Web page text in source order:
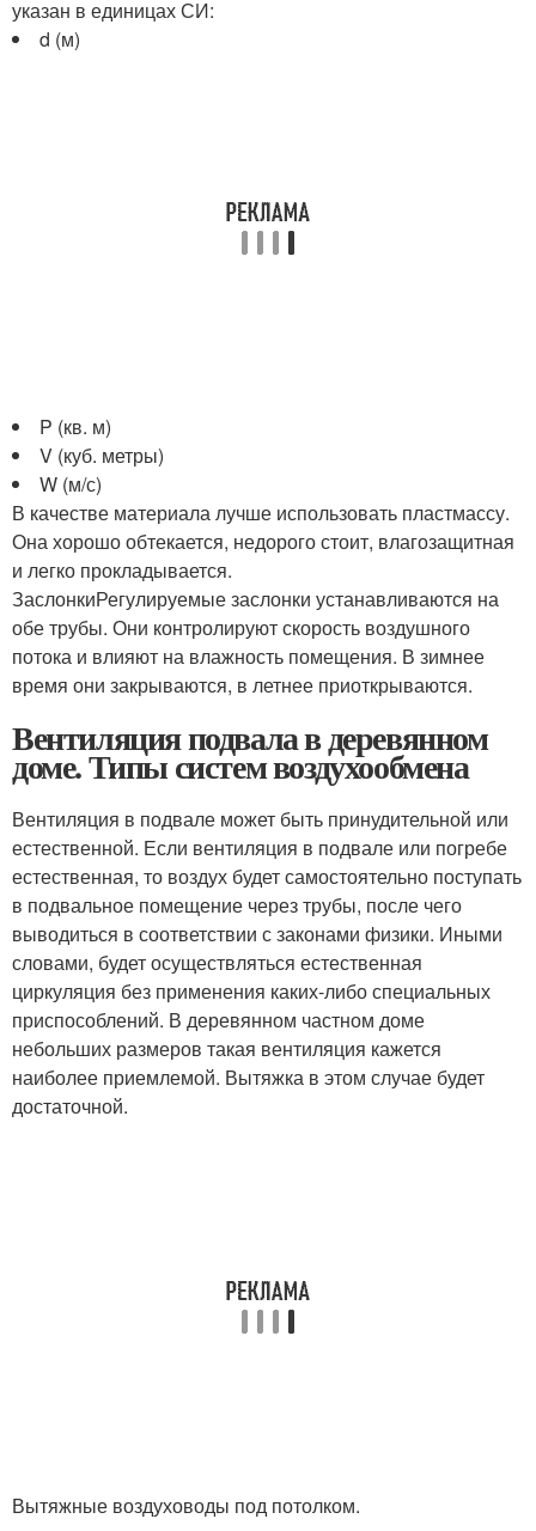
указан в единицах СИ:
d (м)
P (кв. м)
V (куб. метры)
W (м/с)
В качестве материала лучше использовать пластмассу.
Она хорошо обтекается, недорого стоит, влагозащитная
и легко прокладывается.
ЗаслонкиРегулируемые заслонки устанавливаются на
обе трубы. Они контролируют скорость воздушного
потока и влияют на влажность помещения. В зимнее
время они закрываются, в летнее приоткрываются.
Вентиляция подвала в деревянном
доме. Типы систем воздухообмена
Вентиляция в подвале может быть принудительной или
естественной. Если вентиляция в подвале или погребе
естественная, то воздух будет самостоятельно поступать
в подвальное помещение через трубы, после чего
выводиться в соответствии с законами физики. Иными
словами, будет осуществляться естественная
циркуляция без применения каких-либо специальных
приспособлений. В деревянном частном доме
небольших размеров такая вентиляция кажется
наиболее приемлемой. Вытяжка в этом случае будет
достаточной.
Вытяжные воздуховоды под потолком.